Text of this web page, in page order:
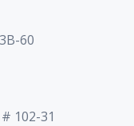
60
102-31